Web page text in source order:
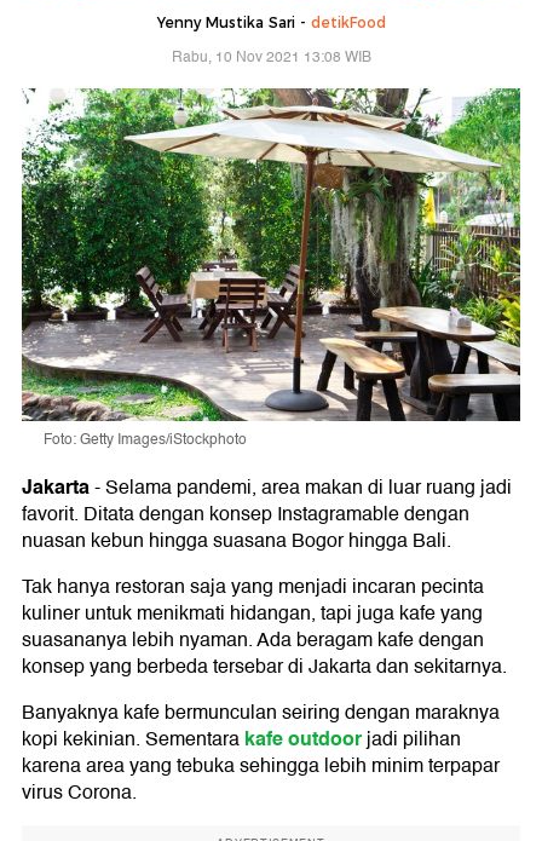
Yenny Mustika Sari - detikFood
Rabu, 10 Nov 2021 13:08 WIB
Foto: Getty Images/iStockphoto
Jakarta-Selama pandemi, area makan di luar ruang jadi
favorit. Ditata dengan konsep Instagramable dengan
nuasan kebun hingga suasana Bogor hingga Bali.
Tak hanya restoran saja yang menjadi incaran pecinta
kuliner untuk menikmati hidangan, tapi juga kafe yang
suasananya lebih nyaman. Ada beragam kafe dengan
konsep yang berbeda tersebar di Jakarta dan sekitarnya.
Banyaknya kafe bermunculan seiring dengan maraknya
kopi kekinian. Sementarakafe outdoorjadi pilihan
karena area yang tebuka sehingga lebih minim terpapar
virus Corona.